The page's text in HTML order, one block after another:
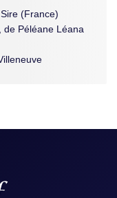
(France)
Péléane Léana